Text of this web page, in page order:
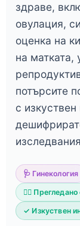
здраве,
овулация,
оценка на
на матката,
потърсите
с
🩺 Гинекология
👨‍⚕️
✓ Изкуствен